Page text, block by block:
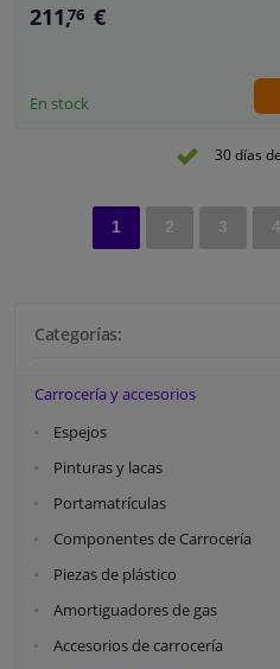
Categorías:
Carrocería y accesorios
Espejos
Pinturas y lacas
Portamatrículas
Componentes de Carrocería
Piezas de plástico
Amortiguadores de gas
Accesorios de carrocería
211,76 €
En stock
30 días
1 2 3 4